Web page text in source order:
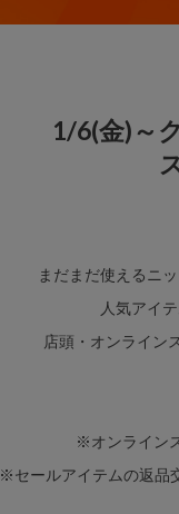
1/6(金)～
まだまだ使えるニ
人気アイ
店頭・オンライン
※オンライン
※セールアイテムの返品